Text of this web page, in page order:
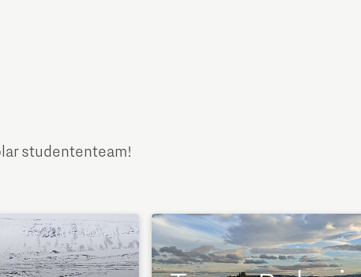
studententeam!